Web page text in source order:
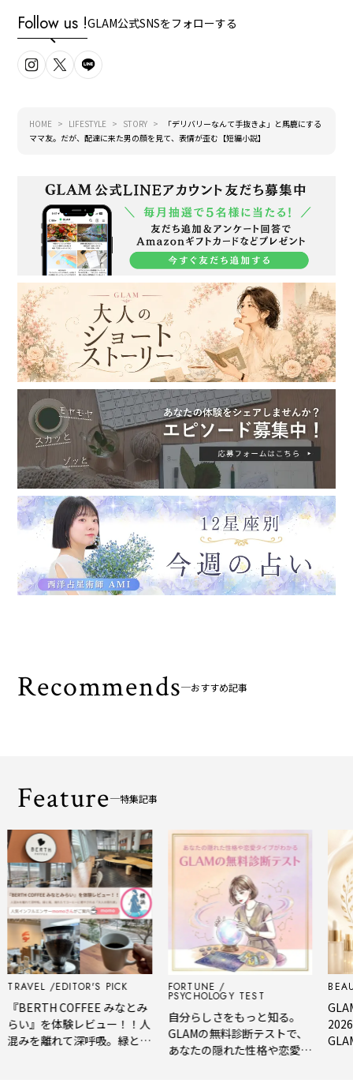
Follow us !GLAM公式SNSをフォローする
HOME LIFESTYLE STORY
「デリバリーなんて手抜きよ」と馬鹿にする
ママ友。だが、配達に来た男の顔を見て、表情が歪む【短編小説】
Recommends おすすめ記事
Feature 特集記事
TRAVEL EDITOR'S PICK
『BERTH COFFEE みなとみ
らい』を体験レビュー！！人
混みを離れて深呼吸。緑と
FORTUNE
PSYCHOLOGY TEST
自分らしさをもっと知る。
GLAMの無料診断テストで、
あなたの隠れた性格や恋愛タ